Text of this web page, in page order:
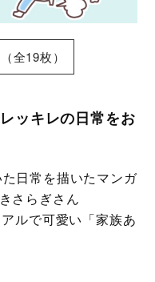
全19枚）
ッキレの日常をお
日常を描いたマンガ
さらぎさん
ルで可愛い「家族あ